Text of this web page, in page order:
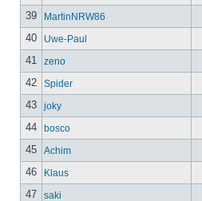
39 MartinNRW86
40 Uwe-Paul
41 zeno
42 Spider
43 joky
44 bosco
45 Achim
46 Klaus
47 saki